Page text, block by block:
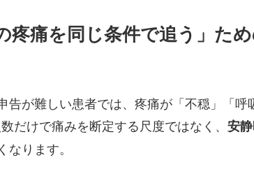
疼痛を同じ条件で追う」た
告が難しい患者では、疼痛が「不穏」「
だけで痛みを断定する尺度ではなく、 安
ります。